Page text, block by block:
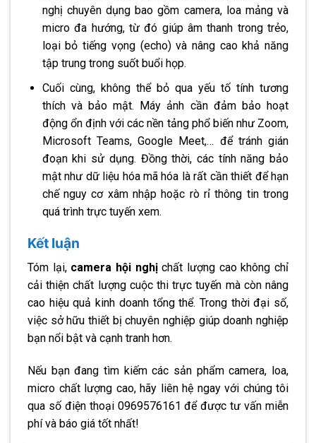
nghị chuyên dụng bao gồm camera, loa mảng và
micro đa hướng, từ đó giúp âm thanh trong trẻo,
loại bỏ tiếng vọng (echo) và nâng cao khả năng
tập trung trong suốt buổi họp.
Cuối cùng, không thể bỏ qua yếu tố tính tương
thích và bảo mật. Máy ảnh cần đảm bảo hoạt
động ổn định với các nền tảng phổ biến như Zoom,
Microsoft Teams, Google Meet,… để tránh gián
đoạn khi sử dụng. Đồng thời, các tính năng bảo
mật như dữ liệu hóa mã hóa là rất cần thiết để hạn
chế nguy cơ xâm nhập hoặc rò rỉ thông tin trong
quá trình trực tuyến xem.
Kết luận
Tóm lại, camera hội nghịchất lượng cao không chỉ
cải thiện chất lượng cuộc thi trực tuyến mà còn nâng
cao hiệu quả kinh doanh tổng thể. Trong thời đại số,
việc sở hữu thiết bị chuyên nghiệp giúp doanh nghiệp
bạn nổi bật và cạnh tranh hơn.
Nếu bạn đang tìm kiếm các sản phẩm camera, loa,
micro chất lượng cao, hãy liên hệ ngay với chúng tôi
qua số điện thoại 0969576161 để được tư vấn miễn
phí và báo giá tốt nhất!